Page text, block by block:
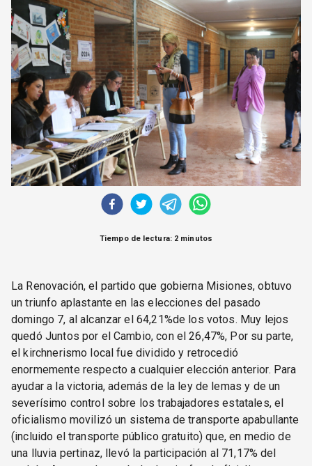
CORREO DE LECTORES
DEBATE
ARCHIVO
DECLARACIONES
OPINIÓN
ALTAMIRA RESPONDE
Política Obrera Revista
CONTACTO
Tiempo de lectura: 2 minutos
La Renovación, el partido que gobierna Misiones, obtuvo
un triunfo aplastante en las elecciones del pasado
domingo 7, al alcanzar el 64,21%de los votos. Muy lejos
quedó Juntos por el Cambio, con el 26,47%, Por su parte,
el kirchnerismo local fue dividido y retrocedió
enormemente respecto a cualquier elección anterior. Para
ayudar a la victoria, además de la ley de lemas y de un
severísimo control sobre los trabajadores estatales, el
oficialismo movilizó un sistema de transporte apabullante
(incluido el transporte público gratuito) que, en medio de
una lluvia pertinaz, llevó la participación al 71,17% del